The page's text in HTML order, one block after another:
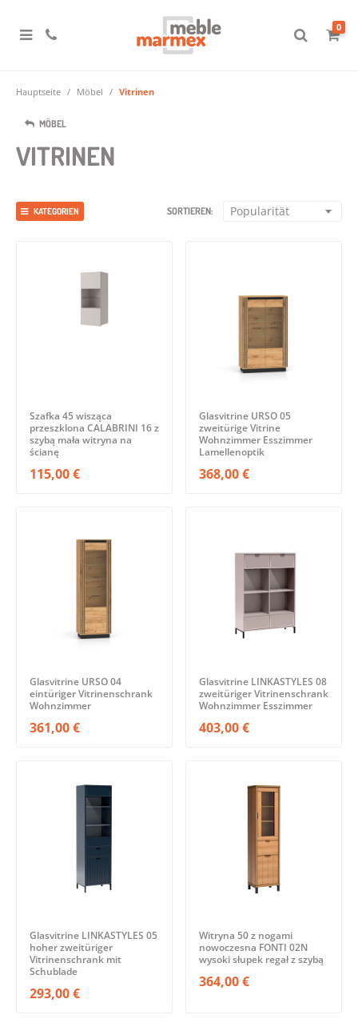
0
Hauptseite Möbel Vitrinen
MÖBEL
VITRINEN
KATEGORIEN SORTIEREN: Popularität
Szafka 45 wisząca
przeszklona CALABRINI 16 z
szybą mała witryna na
ścianę
115,00 €
Glasvitrine URSO 05
zweitürige Vitrine
Wohnzimmer Esszimmer
Lamellenoptik
368,00 €
Glasvitrine URSO 04
eintüriger Vitrinenschrank
Wohnzimmer
361,00 €
Glasvitrine LINKASTYLES 08
zweitüriger Vitrinenschrank
Wohnzimmer Esszimmer
403,00 €
Glasvitrine LINKASTYLES 05
hoher zweitüriger
Vitrinenschrank mit
Schublade
293,00 €
Witryna 50 z nogami
nowoczesna FONTI 02N
wysoki słupek regał z szybą
364,00 €